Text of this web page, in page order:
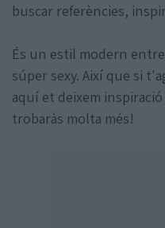
buscar referències,
És un estil modern
súper sexy. Així que si
aquí et deixem
trobaràs molta més!